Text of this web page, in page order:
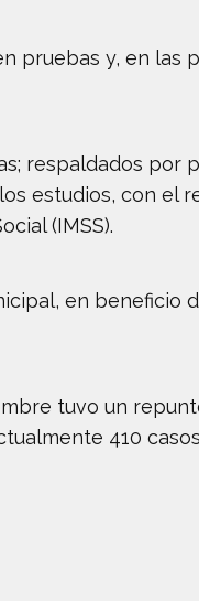
pruebas y, en las
respaldados por
estudios, con el
(IMSS).
en beneficio
tuvo un
410